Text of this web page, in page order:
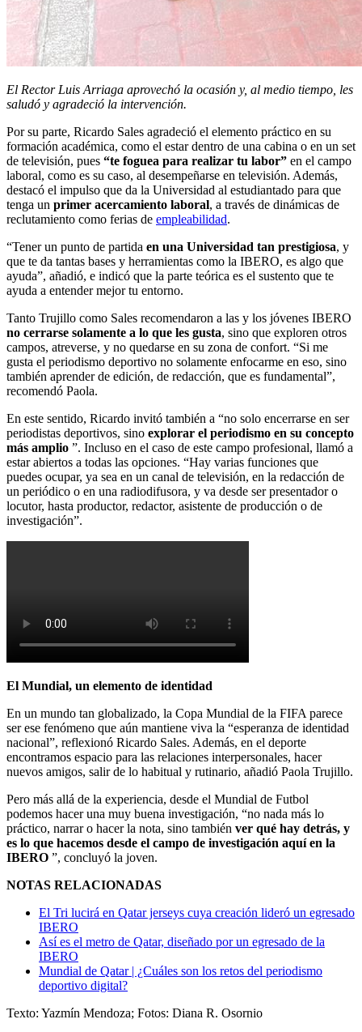
El Rector Luis Arriaga aprovechó la ocasión y, al medio tiempo, les
saludó y agradeció la intervención.
Por su parte, Ricardo Sales agradeció el elemento práctico en su
formación académica, como el estar dentro de una cabina o en un set
de televisión, pues “te foguea para realizar tu labor” en el campo
laboral, como es su caso, al desempeñarse en televisión. Además,
destacó el impulso que da la Universidad al estudiantado para que
tenga un primer acercamiento laboral, a través de dinámicas de
reclutamiento como ferias de empleabilidad.
“Tener un punto de partida en una Universidad tan prestigiosa, y
que te da tantas bases y herramientas como la IBERO, es algo que
ayuda”, añadió, e indicó que la parte teórica es el sustento que te
ayuda a entender mejor tu entorno.
Tanto Trujillo como Sales recomendaron a las y los jóvenes IBERO
no cerrarse solamente a lo que les gusta, sino que exploren otros
campos, atreverse, y no quedarse en su zona de confort. “Si me
gusta el periodismo deportivo no solamente enfocarme en eso, sino
también aprender de edición, de redacción, que es fundamental”,
recomendó Paola.
En este sentido, Ricardo invitó también a “no solo encerrarse en ser
periodistas deportivos, sino explorar el periodismo en su concepto
más amplio ”. Incluso en el caso de este campo profesional, llamó a
estar abiertos a todas las opciones. “Hay varias funciones que
puedes ocupar, ya sea en un canal de televisión, en la redacción de
un periódico o en una radiodifusora, y va desde ser presentador o
locutor, hasta productor, redactor, asistente de producción o de
investigación”.
El Mundial, un elemento de identidad
En un mundo tan globalizado, la Copa Mundial de la FIFA parece
ser ese fenómeno que aún mantiene viva la “esperanza de identidad
nacional”, reflexionó Ricardo Sales. Además, en el deporte
encontramos espacio para las relaciones interpersonales, hacer
nuevos amigos, salir de lo habitual y rutinario, añadió Paola Trujillo.
Pero más allá de la experiencia, desde el Mundial de Futbol
podemos hacer una muy buena investigación, “no nada más lo
práctico, narrar o hacer la nota, sino también ver qué hay detrás, y
es lo que hacemos desde el campo de investigación aquí en la
IBERO ”, concluyó la joven.
NOTAS RELACIONADAS
El Tri lucirá en Qatar jerseys cuya creación lideró un egresado
IBERO
Así es el metro de Qatar, diseñado por un egresado de la
IBERO
Mundial de Qatar | ¿Cuáles son los retos del periodismo
deportivo digital?
Texto: Yazmín Mendoza; Fotos: Diana R. Osornio